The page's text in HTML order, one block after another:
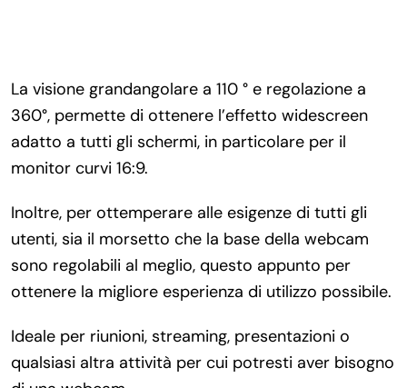
La visione grandangolare a 110 ° e regolazione a
360°, permette di ottenere l’effetto widescreen
adatto a tutti gli schermi, in particolare per il
monitor curvi 16:9.
Inoltre, per ottemperare alle esigenze di tutti gli
utenti, sia il morsetto che la base della webcam
sono regolabili al meglio, questo appunto per
ottenere la migliore esperienza di utilizzo possibile.
Ideale per riunioni, streaming, presentazioni o
qualsiasi altra attività per cui potresti aver bisogno